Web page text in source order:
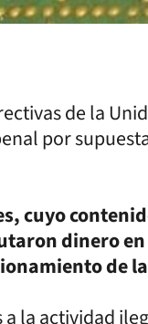
de la
por
cuyo
dinero
de
la actividad